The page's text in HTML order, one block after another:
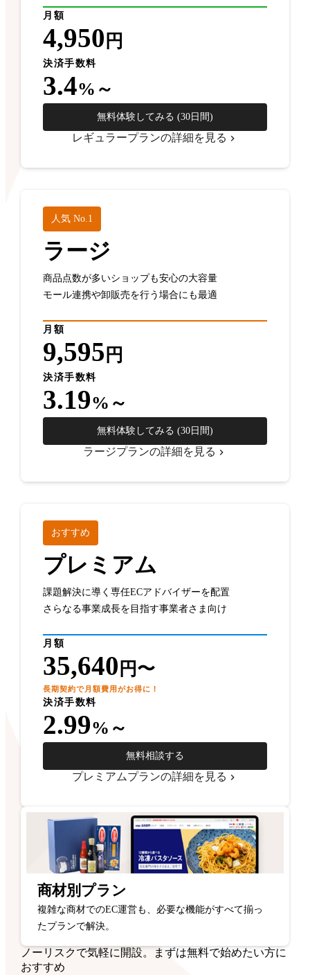
月額
4,950 円
決済手数料
3.4%～
無料体験してみる (30日間)
レギュラープランの詳細を見る
人気 No.1
ラージ
商品点数が多いショップも安心の大容量
モール連携や卸販売を行う場合にも最適
月額
9,595 円
決済手数料
3.19%～
無料体験してみる (30日間)
ラージプランの詳細を見る
おすすめ
プレミアム
課題解決に導く専任ECアドバイザーを配置
さらなる事業成長を目指す事業者さま向け
月額
35,640 円〜
長期契約で月額費用がお得に！
決済手数料
2.99%～
無料相談する
プレミアムプランの詳細を見る
商材別プラン
複雑な商材でのEC運営も、必要な機能がすべて揃っ
たプランで解決。
ノーリスクで気軽に開設。まずは無料で始めたい方に
おすすめ